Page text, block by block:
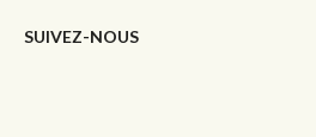
SUIVEZ-NOUS